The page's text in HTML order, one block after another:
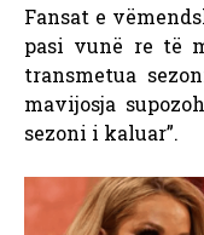
Fansat e
pasi vunë re të
transmetua
mavijosja
sezoni i kaluar”.